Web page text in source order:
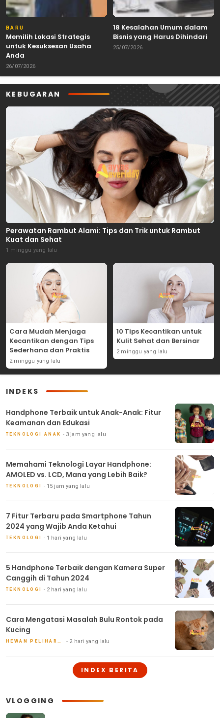
BARU
Memilih Lokasi Strategis
untuk Kesuksesan Usaha
Anda
26/07/2026
18 Kesalahan Umum dalam
Bisnis yang Harus Dihindari
25/07/2026
KEBUGARAN
Perawatan Rambut Alami: Tips dan Trik untuk Rambut
Kuat dan Sehat
1 minggu yang lalu
Cara Mudah Menjaga
Kecantikan dengan Tips
Sederhana dan Praktis
2 minggu yang lalu
10 Tips Kecantikan untuk
Kulit Sehat dan Bersinar
2 minggu yang lalu
INDEKS
Handphone Terbaik untuk Anak-Anak: Fitur
Keamanan dan Edukasi
TEKNOLOGI ANAK 3 jam yang lalu
Memahami Teknologi Layar Handphone:
AMOLED vs. LCD, Mana yang Lebih Baik?
TEKNOLOGI 15 jam yang lalu
7 Fitur Terbaru pada Smartphone Tahun
2024 yang Wajib Anda Ketahui
TEKNOLOGI 1 hari yang lalu
5 Handphone Terbaik dengan Kamera Super
Canggih di Tahun 2024
TEKNOLOGI 2 hari yang lalu
Cara Mengatasi Masalah Bulu Rontok pada
Kucing
HEWAN PELIHARAAN 2 hari yang lalu
INDEX BERITA
VLOGGING